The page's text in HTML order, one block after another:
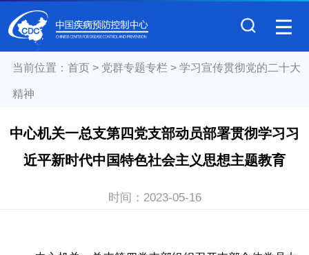
当前位置： 首页> 党群专题专栏 > 学习宣传贯彻党的二十大
精神
中心机关一总支第四党支部动员部署贯彻学习习
近平新时代中国特色社会主义思想主题教育
时间： 2023-05-16